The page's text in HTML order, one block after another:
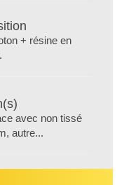
+ résine en
avec non tissé
autre...